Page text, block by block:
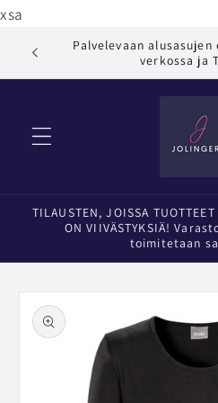
xsa
sisältöönPalvelevaan
verkossa ja
TILAUSTEN, JOISSA
ON VIIVÄSTYKSIÄ!
toimitetaan
Siirry
tuotetietoihin